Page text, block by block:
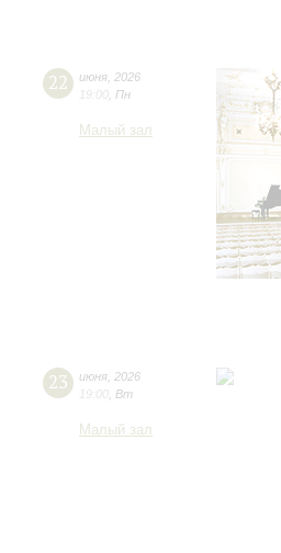
22 июня 2026
19:00 Пн
Малый зал
23 июня 2026
19:00 Вт
Малый зал